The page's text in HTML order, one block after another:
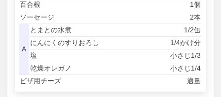
百合根
1個
ソーセージ
2本
A
とまとの水煮
1/2缶
にんにくのすりおろし
1/4かけ分
塩
小さじ1/3
乾燥オレガノ
小さじ1/4
ピザ用チーズ
適量